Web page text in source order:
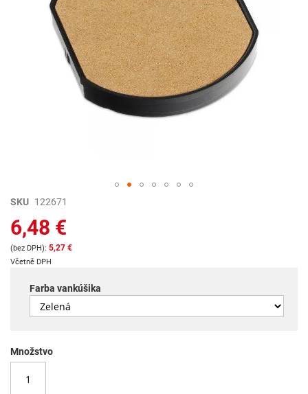
Preskočiť
začiatok
galérie
obrázkov
SKU 122671
6,48 €
5,27 €
Včetně DPH
Farba vankúšika
Množstvo